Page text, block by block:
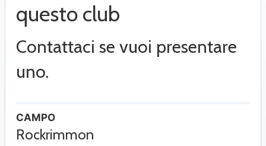
questo club
Contattaci se vuoi presentare
uno.
CAMPO
Rockrimmon